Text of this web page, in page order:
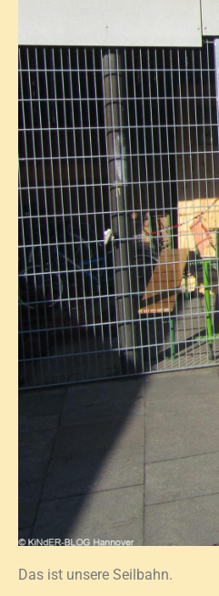
Das ist unsere Seilbahn.